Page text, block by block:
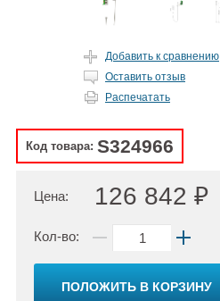
Добавить к сравнению
Оставить отзыв
Распечатать
Код товара: S324966
Цена: 126 842 ₽
Кол-во:
ПОЛОЖИТЬ В КОРЗИНУ